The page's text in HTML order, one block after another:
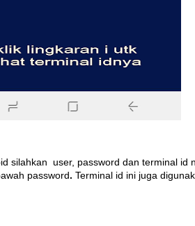
silahkan user, password dan terminal id
password. Terminal id ini juga